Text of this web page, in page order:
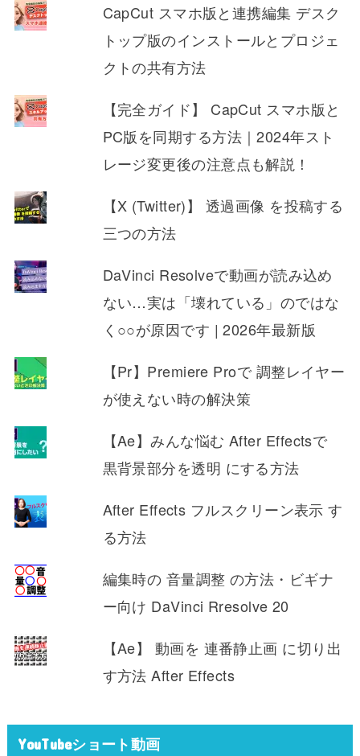
CapCut スマホ版と連携編集 デスク
トップ版のインストールとプロジェ
クトの共有方法
【完全ガイド】 CapCut スマホ版と
PC版を同期する方法｜2024年スト
レージ変更後の注意点も解説！
【X (Twitter)】 透過画像 を投稿する
三つの方法
DaVinci Resolveで動画が読み込め
ない…実は「壊れている」のではな
く○○が原因です | 2026年最新版
【Pr】Premiere Proで 調整レイヤー
が使えない時の解決策
【Ae】みんな悩む After Effectsで
黒背景部分を透明 にする方法
After Effects フルスクリーン表示 す
る方法
編集時の 音量調整 の方法・ビギナ
ー向け DaVinci Rresolve 20
【Ae】 動画を 連番静止画 に切り出
す方法 After Effects
YouTubeショート動画